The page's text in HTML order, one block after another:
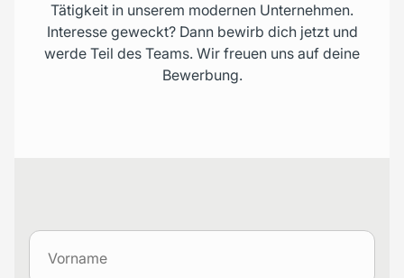
Tätigkeit in unserem modernen Unternehmen.
Interesse geweckt? Dann bewirb dich jetzt und
werde Teil des Teams. Wir freuen uns auf deine
Bewerbung.